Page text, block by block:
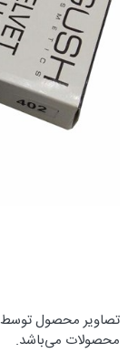
تصاویر محصول توسط
محصولات می‌باشد.